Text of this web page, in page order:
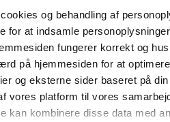
og behandling af
for at indsamle
fungerer korrekt og
på hjemmesiden for at
og eksterne sider baseret på
vores platform til vores
kan kombinere disse data med